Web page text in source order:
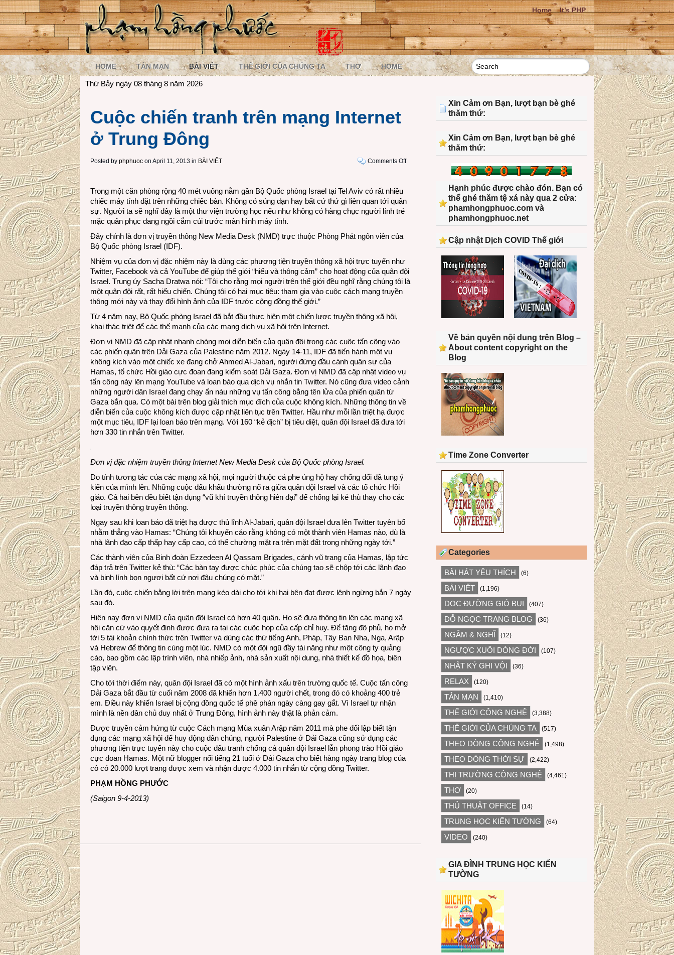
Home It’s PHP
HOME TẢN MẠN BÀI VIẾT THẾ GIỚI CỦA CHÚNG TA THƠ HOME
Thứ Bảy ngày 08 tháng 8 năm 2026
Cuộc chiến tranh trên mạng Internet
ở Trung Đông
Posted by phphuoc on April 11, 2013 in BÀI VIẾT Comments Offon
trên
Trong một căn phòng rộng 40 mét vuông nằm gần Bộ Quốc phòng Israel tại Tel Aviv có rất nhiều
chiếc máy tính đặt trên những chiếc bàn. Không có súng đạn hay bất cứ thứ gì liên quan tới quân
sự. Người ta sẽ nghĩ đây là một thư viện trường học nếu như không có hàng chục người lính trẻ
mặc quân phục đang ngồi cắm cúi trước màn hình máy tính.
Đây chính là đơn vị truyền thông New Media Desk (NMD) trực thuộc Phòng Phát ngôn viên của
Bộ Quốc phòng Israel (IDF).
Nhiệm vụ của đơn vị đặc nhiệm này là dùng các phương tiện truyền thông xã hội trực tuyến như
Twitter, Facebook và cả YouTube để giúp thế giới “hiểu và thông cảm” cho hoạt động của quân đội
Israel. Trung úy Sacha Dratwa nói: “Tôi cho rằng mọi người trên thế giới đều nghĩ rằng chúng tôi là
một quân đội rất, rất hiếu chiến. Chúng tôi có hai mục tiêu: tham gia vào cuộc cách mạng truyền
thông mới này và thay đổi hình ảnh của IDF trước cộng đồng thế giới.”
Từ 4 năm nay, Bộ Quốc phòng Israel đã bắt đầu thực hiện một chiến lược truyền thông xã hội,
khai thác triệt để các thế mạnh của các mạng dịch vụ xã hội trên Internet.
Đơn vị NMD đã cập nhật nhanh chóng mọi diễn biến của quân đội trong các cuộc tấn công vào
các phiến quân trên Dải Gaza của Palestine năm 2012. Ngày 14-11, IDF đã tiến hành một vụ
không kích vào một chiếc xe đang chở Ahmed Al-Jabari, người đứng đầu cánh quân sự của
Hamas, tổ chức Hồi giáo cực đoan đang kiểm soát Dải Gaza. Đơn vị NMD đã cập nhật video vụ
tấn công này lên mạng YouTube và loan báo qua dịch vụ nhắn tin Twitter. Nó cũng đưa video cảnh
những người dân Israel đang chạy ẩn náu những vụ tấn công bằng tên lửa của phiến quân từ
Gaza bắn qua. Có một bài trên blog giải thích mục đích của cuộc không kích. Những thông tin về
diễn biến của cuộc không kích được cập nhật liên tục trên Twitter. Hầu như mỗi lần triệt hạ được
một mục tiêu, IDF lại loan báo trên mạng. Với 160 “kẻ địch” bị tiêu diệt, quân đội Israel đã đưa tới
hơn 330 tin nhắn trên Twitter.
Đơn vị đặc nhiệm truyền thông Internet New Media Desk của Bộ Quốc phòng Israel.
Do tính tương tác của các mạng xã hội, mọi người thuộc cả phe ủng hộ hay chống đối đã tung ý
kiến của mình lên. Những cuộc đấu khẩu thường nổ ra giữa quân đội Israel và các tổ chức Hồi
giáo. Cả hai bên đều biết tận dụng “vũ khí truyền thông hiên đại” để chống lại kẻ thù thay cho các
loại truyền thông truyền thống.
Ngay sau khi loan báo đã triệt hạ được thủ lĩnh Al-Jabari, quân đội Israel đưa lên Twitter tuyên bố
nhằm thẳng vào Hamas: “Chúng tôi khuyến cáo rằng không có một thành viên Hamas nào, dù là
nhà lãnh đạo cấp thấp hay cấp cao, có thể chường mặt ra trên mặt đất trong những ngày tới.”
Các thành viên của Binh đoàn Ezzedeen Al Qassam Brigades, cánh vũ trang của Hamas, lập tức
đáp trả trên Twitter kẻ thù: “Các bàn tay được chúc phúc của chúng tao sẽ chộp tới các lãnh đạo
và binh lính bọn ngươi bất cứ nơi đâu chúng có mặt.”
Lần đó, cuộc chiến bằng lời trên mạng kéo dài cho tới khi hai bên đạt được lệnh ngừng bắn 7 ngày
sau đó.
Hiện nay đơn vị NMD của quân đội Israel có hơn 40 quân. Họ sẽ đưa thông tin lên các mạng xã
hội căn cứ vào quyết định được đưa ra tại các cuộc họp của cấp chỉ huy. Để tăng độ phủ, họ mở
tới 5 tài khoản chính thức trên Twitter và dùng các thứ tiếng Anh, Pháp, Tây Ban Nha, Nga, Arập
và Hebrew để thông tin cùng một lúc. NMD có một đội ngũ đầy tài năng như một công ty quảng
cáo, bao gồm các lập trình viên, nhà nhiếp ảnh, nhà sản xuất nội dung, nhà thiết kế đồ họa, biên
tập viên.
Cho tới thời điểm này, quân đội Israel đã có một hình ảnh xấu trên trường quốc tế. Cuộc tấn công
Dải Gaza bắt đầu từ cuối năm 2008 đã khiến hơn 1.400 người chết, trong đó có khoảng 400 trẻ
em. Điều này khiến Israel bị cộng đồng quốc tế phê phán ngày càng gay gắt. Vì Israel tự nhận
mình là nền dân chủ duy nhất ở Trung Đông, hình ảnh này thật là phản cảm.
Được truyền cảm hứng từ cuộc Cách mạng Mùa xuân Arập năm 2011 mà phe đối lập biết tận
dụng các mạng xã hội để huy động dân chúng, người Palestine ở Dải Gaza cũng sử dụng các
phương tiện trực tuyến này cho cuộc đấu tranh chống cả quân đội Israel lẫn phong trào Hồi giáo
cực đoan Hamas. Một nữ blogger nổi tiếng 21 tuổi ở Dải Gaza cho biết hàng ngày trang blog của
cô có 20.000 lượt trang được xem và nhận được 4.000 tin nhắn từ cộng đồng Twitter.
PHẠM HỒNG PHƯỚC
(Saigon 9-4-2013)
Xin Cảm ơn Bạn, lượt bạn bè ghé
thăm thứ:
Xin Cảm ơn Bạn, lượt bạn bè ghé
thăm thứ:
Hạnh phúc được chào đón. Bạn có
thể ghé thăm tệ xá này qua 2 cửa:
phamhongphuoc.com và
phamhongphuoc.net
Cập nhật Dịch COVID Thế giới
Về bản quyền nội dung trên Blog –
About content copyright on the
Blog
Time Zone Converter
Categories
BÀI HÁT YÊU THÍCH (6)
BÀI VIẾT (1,196)
DỌC ĐƯỜNG GIÓ BỤI (407)
ĐỖ NGỌC TRANG BLOG (36)
NGẪM & NGHĨ (12)
NGƯỢC XUÔI DÒNG ĐỜI (107)
NHẬT KÝ GHI VỘI (36)
RELAX (120)
TẢN MẠN (1,410)
THẾ GIỚI CÔNG NGHỆ (3,388)
THẾ GIỚI CỦA CHÚNG TA (517)
THEO DÒNG CÔNG NGHỆ (1,498)
THEO DÒNG THỜI SỰ (2,422)
THỊ TRƯỜNG CÔNG NGHỆ (4,461)
THƠ (20)
THỦ THUẬT OFFICE (14)
TRUNG HỌC KIẾN TƯỜNG (64)
VIDEO (240)
GIA ĐÌNH TRUNG HỌC KIẾN
TƯỜNG